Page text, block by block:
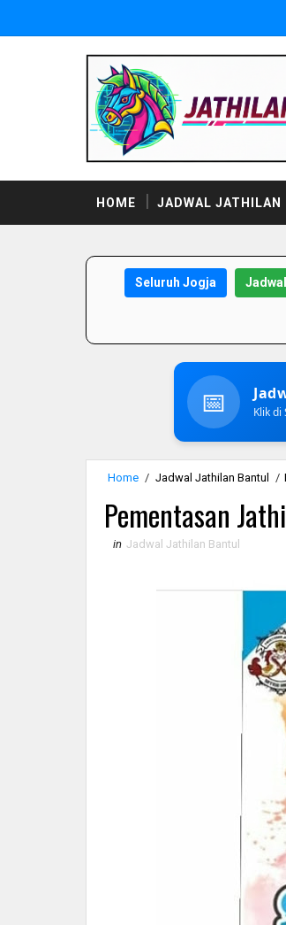
HOME JADWAL JATHILAN
Seluruh Jogja
📅 Klik di
Home / Jadwal Jathilan Bantul /
Pementasan
in Jadwal Jathilan Bantul